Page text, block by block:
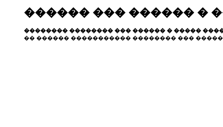
������ ��� ������ �
�������� �������� ��� ������ � �����
�� ������ ����������� �������� ���